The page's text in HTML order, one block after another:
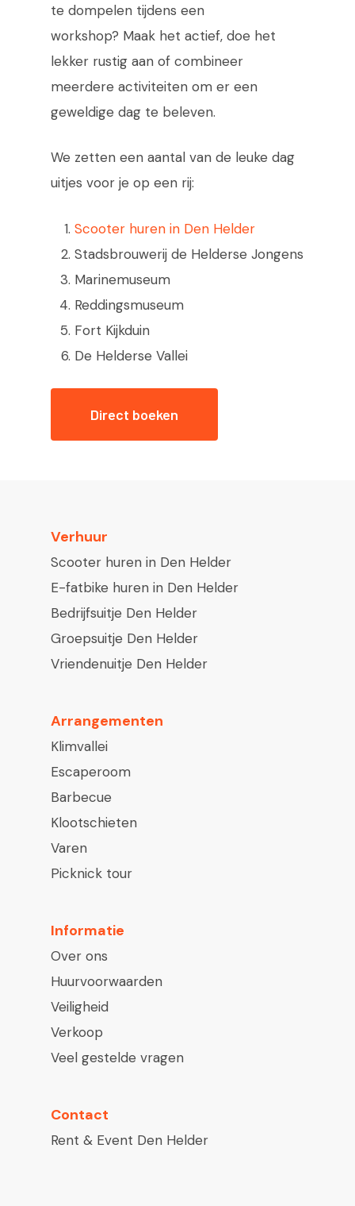
te dompelen tijdens een
workshop? Maak het actief, doe het
lekker rustig aan of combineer
meerdere activiteiten om er een
geweldige dag te beleven.
We zetten een aantal van de leuke dag
uitjes voor je op een rij:
Scooter huren in Den Helder
Stadsbrouwerij de Helderse Jongens
Marinemuseum
Reddingsmuseum
Fort Kijkduin
De Helderse Vallei
Direct boeken
Verhuur
Scooter huren in Den Helder
E-fatbike huren in Den Helder
Bedrijfsuitje Den Helder
Groepsuitje Den Helder
Vriendenuitje Den Helder
Arrangementen
Klimvallei
Escaperoom
Barbecue
Klootschieten
Varen
Picknick tour
Informatie
Over ons
Huurvoorwaarden
Veiligheid
Verkoop
Veel gestelde vragen
Contact
Rent & Event Den Helder